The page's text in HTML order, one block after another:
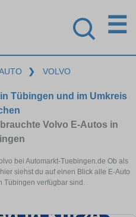
☰
❯ VOLVO
Tübingen und im Umkreis
Volvo E-Autos in
bei Automarkt-Tuebingen.de Ob als
siehst du auf einen Blick alle E-Auto
Tübingen verfügbar sind.